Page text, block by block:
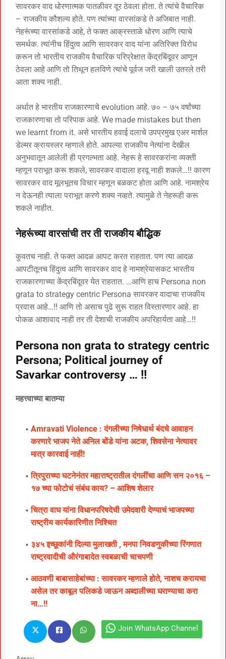
सावरकर वाद धोरणात्मक पातळीवर दूर ठेवला होता. ते त्यांचे वैचारिक
– राजकीय कौशल्य होते. पण त्यांच्या वारसांकडे ते अजिबात नाही.
नेहरूंच्या वारसांकडे आहे, ते फक्त आक्रस्ताळे धोरण आणि त्याचे
समर्थक. त्यांनीच हिंदुत्व आणि सावरकर वाद यांना अतिरिक्त विरोध
करून तो भारतीय राजकीय वैचारिक परिप्रेक्षात केंद्रबिंदूवर आणून
ठेवला आहे आणि तो तिथून हलविणे त्यांचे पूर्वज जरी खाली उतरले तरी
आता शक्य नाही.
अर्थात हे भारतीय राजकारणाचे evolution आहे. ७० – ७५ वर्षांच्या
राजकारणाचा तो परिपाक आहे. We made mistakes but then
we learnt from it. असे भारतीय हवाई दलाचे उपप्रमुख एअर मार्शल
डेल्मर क्रायस्लर म्हणाले होते. आपल्या राजकीय नेत्यांना देखील
अनुभवातून आलेली ही प्रगल्भता आहे. नेहरू हे सावरकरांना व्यक्ती
म्हणून पराभूत करू शकले, सावरकर वादाला हरवू नाही शकले…!! कारण
सावरकर वाद मूलभूतच विचार म्हणून बळकट होता आणि आहे. नामश्रेय
न देऊनही त्याला पराभूत करणे शक्य नव्हते. त्यामुळे ते नेहरूही करू
शकले नाहीत.
नेहरूंच्या वारसांची तर ती राजकीय बौद्धिक
कुवतच नाही. ते फक्त आदळ आपट करत राहतात. पण त्या आदळ
आपटीतूनच हिंदुत्व आणि सावरकर वाद हे नामश्रेयासकट भारतीय
राजकारणाच्या केंद्रबिंदूवर येत राहतात. …आणि हाच Persona non
grata to strategy centric Persona सावरकर वादाचा राजकीय
प्रवास आहे…!! आणि तो असाच पुढे सुरू राहत विस्तारणार आहे. हा
पोकळ आशावाद नाही तर ती देशाची राजकीय अपरिहार्यता आहे…!!
Persona non grata to strategy centric
Persona; Political journey of
Savarkar controversy … !!
महत्त्वाच्या बातम्या
Amravati Violence : दंगलीच्या निषेधार्थ बंदचे आवाहन
करणारे भाजप नेते अनिल बोंडे यांना अटक, शिवसेना नेत्यावर
मात्र कारवाई नाही!
त्रिपुराच्या घटनेनंतर महाराष्ट्रातील दंगलींचा आणि सन २०१६ –
१७ च्या फोटोचं संबंध काय? – आशिष शेलार
चित्रा वाघ यांना विधानपरिषदेची उमेदवारी देण्याचं भाजपच्या
राष्ट्रीय कार्यकारिणीत निश्चित
३४५ इच्छूकांनी दिल्या मुलाखती , मनपा निवडणुकीच्या रिंगणात
राष्ट्रवादीची औरंगाबादेत स्वबळाची चाचपणी
आठवणी बाबासाहेबांच्या : सावरकर म्हणाले होते, नाशच करायचा
असेल तर काबूल पलिकडे जाऊन अब्दालीच्या घराण्याचा करा
ना…!!
Join WhatsApp Channel